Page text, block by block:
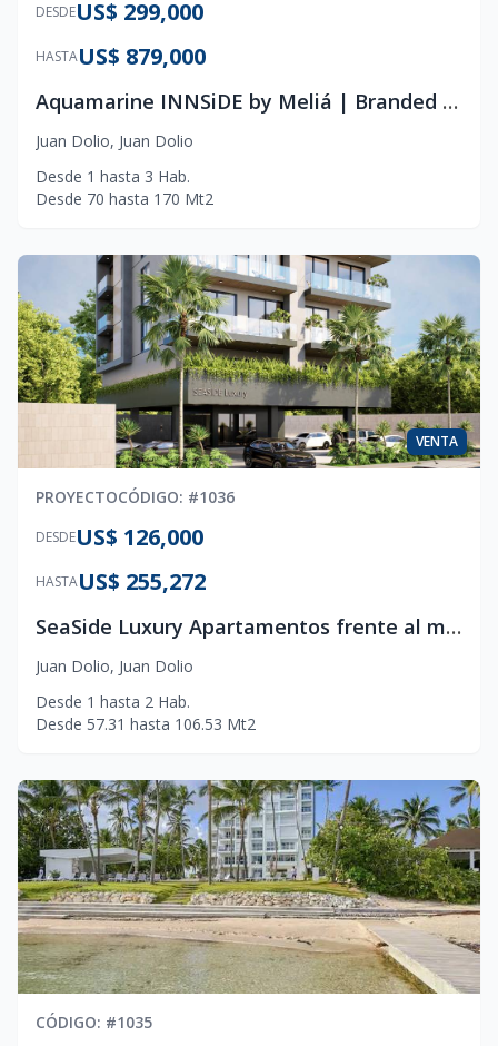
DESDEUS$ 299,000
HASTAUS$ 879,000
Aquamarine INNSiDE by Meliá | Branded Residence Juan Dolio
Juan Dolio, Juan Dolio
Desde 1 hasta 3 Hab.
Desde 70 hasta 170 Mt2
VENTA
PROYECTOCÓDIGO: #1036
DESDEUS$ 126,000
HASTAUS$ 255,272
SeaSide Luxury Apartamentos frente al mar en Juan Dolio
Juan Dolio, Juan Dolio
Desde 1 hasta 2 Hab.
Desde 57.31 hasta 106.53 Mt2
CÓDIGO: #1035